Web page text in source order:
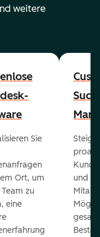
weitere
Sie
Ort, um
zu
eine
und